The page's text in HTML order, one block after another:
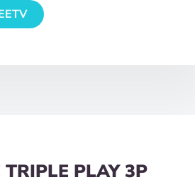
PLAY 3P